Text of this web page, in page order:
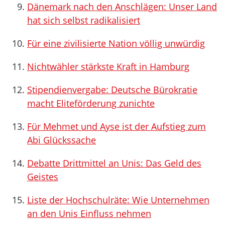
Dänemark nach den Anschlägen: Unser Land
hat sich selbst radikalisiert
Für eine zivilisierte Nation völlig unwürdig
Nichtwähler stärkste Kraft in Hamburg
Stipendienvergabe: Deutsche Bürokratie
macht Eliteförderung zunichte
Für Mehmet und Ayse ist der Aufstieg zum
Abi Glückssache
Debatte Drittmittel an Unis: Das Geld des
Geistes
Liste der Hochschulräte: Wie Unternehmen
an den Unis Einfluss nehmen